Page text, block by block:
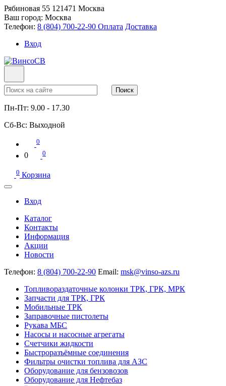
Рябиновая 55 121471 Москва
Ваш город: Москва
Телефон: 8 (804) 700-22-90 Оплата Доставка
Вход
Поиск
Пн-Пт: 9.00 - 17.30
Сб-Вс: Выходной
0
0 0
0 Корзина
Вход
Каталог
Контакты
Информация
Акции
Новости
Телефон: 8 (804) 700-22-90 Email: msk@vinso-azs.ru
Топливораздаточные колонки ТРК, ГРК, МРК
Запчасти для ТРК, ГРК
Мобильные ТРК
Заправочные пистолеты
Рукава МБС
Насосы и насосные агрегаты
Счетчики жидкости
Быстроразъёмные соединения
Фильтры очистки топлива для АЗС
Оборудование для бензовозов
Оборудование для Нефтебаз